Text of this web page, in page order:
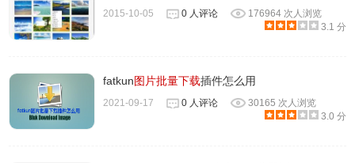
2015-10-05 0 人评论
176964 次人浏览
3.1 分
fatkun图片批量下载插件怎么用
2021-09-17 0 人评论
30165 次人浏览
3.0 分